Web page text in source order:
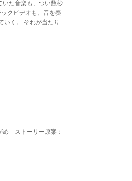
いた音楽も、つい数秒
クビデオも、音を奏
いく。 それが当たり
め ストーリー原案：